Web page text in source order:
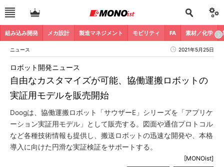
組み込み開発 メカ設計 製造マネジメント モビリティ FA 素材／化学
ニュース 2021年5月25日
自由なカスタマイズが可能、協働運搬ロボットの
実証用モデルを販売開始
ロボット開発ニュース
Doogは、協働運搬ロボット「サウザーE」シリーズを「アプリケ
ーション実証用モデル」として販売する。図面や通信プロトコル
など各種技術情報も提供し、搬送ロボットの迅速な開発や、本格
導入に向けた円滑な実証検証をサポートする。
[MONOist]